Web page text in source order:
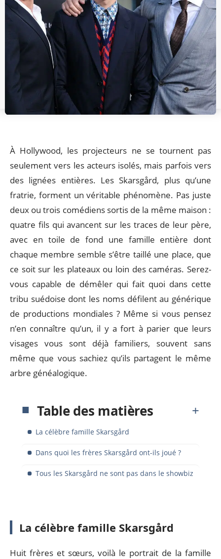
À Hollywood, les projecteurs ne se tournent pas
seulement vers les acteurs isolés, mais parfois vers
des lignées entières. Les Skarsgård, plus qu’une
fratrie, forment un véritable phénomène. Pas juste
deux ou trois comédiens sortis de la même maison :
quatre fils qui avancent sur les traces de leur père,
avec en toile de fond une famille entière dont
chaque membre semble s’être taillé une place, que
ce soit sur les plateaux ou loin des caméras. Serez-
vous capable de démêler qui fait quoi dans cette
tribu suédoise dont les noms défilent au générique
de productions mondiales ? Même si vous pensez
n’en connaître qu’un, il y a fort à parier que leurs
visages vous sont déjà familiers, souvent sans
même que vous sachiez qu’ils partagent le même
arbre généalogique.
Table des matières
La célèbre famille Skarsgård
Dans quoi les frères Skarsgård ont-ils joué ?
Tous les Skarsgård ne sont pas dans le showbiz
La célèbre famille Skarsgård
Huit frères et sœurs, voilà le portrait de la famille